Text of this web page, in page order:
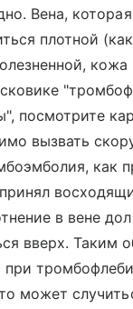
Вена,
плотной
кожа
посмотрите
вызвать
как
в вене
вверх. Таким
может